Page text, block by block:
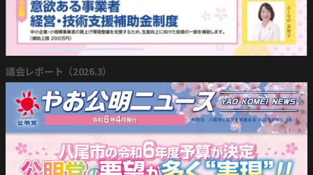
議会レポート（2026.3）